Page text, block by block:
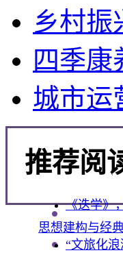
乡村振
四季康
城市运
推荐阅
《迭学》
思想建构与经
“文旅化